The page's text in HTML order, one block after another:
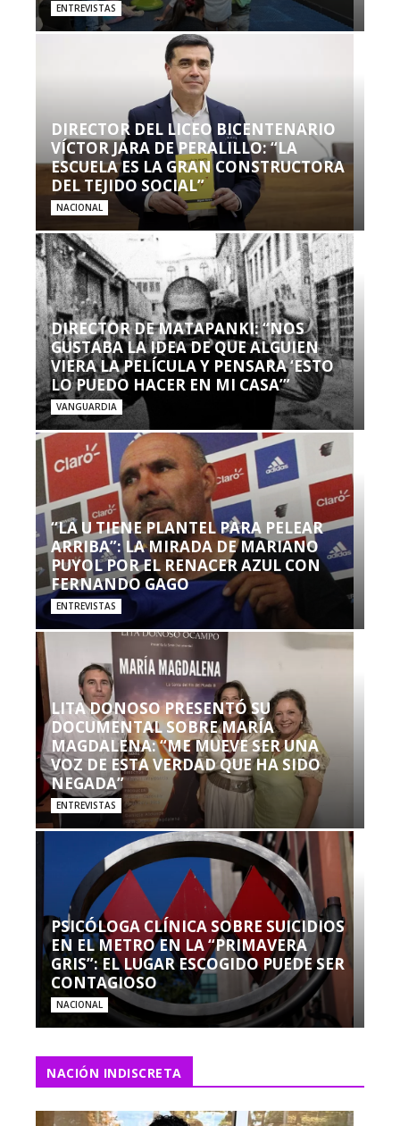
ENTREVISTAS
DIRECTOR DEL LICEO BICENTENARIO
VÍCTOR JARA DE PERALILLO: “LA
ESCUELA ES LA GRAN CONSTRUCTORA
DEL TEJIDO SOCIAL”
NACIONAL
DIRECTOR DE MATAPANKI: “NOS
GUSTABA LA IDEA DE QUE ALGUIEN
VIERA LA PELÍCULA Y PENSARA ‘ESTO
LO PUEDO HACER EN MI CASA’”
VANGUARDIA
“LA U TIENE PLANTEL PARA PELEAR
ARRIBA”: LA MIRADA DE MARIANO
PUYOL POR EL RENACER AZUL CON
FERNANDO GAGO
ENTREVISTAS
LITA DONOSO PRESENTÓ SU
DOCUMENTAL SOBRE MARÍA
MAGDALENA: “ME MUEVE SER UNA
VOZ DE ESTA VERDAD QUE HA SIDO
NEGADA”
ENTREVISTAS
PSICÓLOGA CLÍNICA SOBRE SUICIDIOS
EN EL METRO EN LA “PRIMAVERA
GRIS”: EL LUGAR ESCOGIDO PUEDE SER
CONTAGIOSO
NACIONAL
NACIÓN INDISCRETA